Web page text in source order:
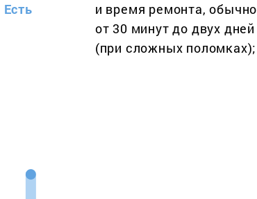
Есть
и время ремонта, обычно
от 30 минут до двух дней
(при сложных поломках);